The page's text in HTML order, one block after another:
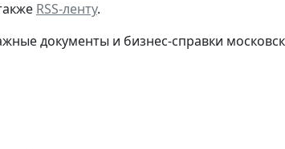
RSS-ленту.
документы и бизнес-справки